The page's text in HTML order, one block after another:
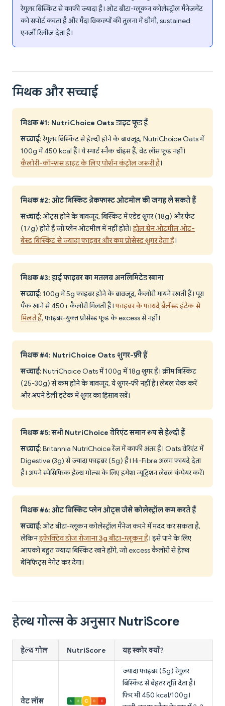
रेगुलर बिस्किट से काफी ज्यादा है। ओट बीटा-ग्लूकन कोलेस्ट्रॉल मैनेजमेंट
को सपोर्ट करता है और मैदा विकल्पों की तुलना में धीमी, sustained
एनर्जी रिलीज देता है।
मिथक और सच्चाई
मिथक #1: NutriChoice Oats डाइट फूड हैं
सच्चाई: रेगुलर बिस्किट से हेल्दी होने के बावजूद, NutriChoice Oats में
100g में 450 kcal हैं। ये स्मार्ट स्नैक चॉइस हैं, वेट लॉस फूड नहीं।
कैलोरी-कॉन्शस डाइट के लिए पोर्शन कंट्रोल जरूरी है।
मिथक #2: ओट बिस्किट ब्रेकफास्ट ओटमील की जगह ले सकते हैं
सच्चाई: ओट्स होने के बावजूद, बिस्किट में एडेड शुगर (18g) और फैट
(17g) होते हैं जो प्लेन ओटमील में नहीं होते।होल ग्रेन ओटमील ओट-
बेस्ड बिस्किट से ज्यादा फाइबर और कम प्रोसेस्ड शुगर देता है।
मिथक #3: हाई फाइबर का मतलब अनलिमिटेड खाना
सच्चाई: 100g में 5g फाइबर होने के बावजूद, कैलोरी मायने रखती हैं। पूरा
पैक खाने से 450+ कैलोरी मिलती हैं।फाइबर के फायदे बैलेंस्ड इंटेक से
मिलते हैं, फाइबर-युक्त प्रोसेस्ड फूड के excess से नहीं।
मिथक #4: NutriChoice Oats शुगर-फ्री हैं
सच्चाई: NutriChoice Oats में 100g में 18g शुगर है। क्रीम बिस्किट
(25-30g) से कम होने के बावजूद, ये शुगर-फ्री नहीं हैं। लेबल चेक करें
और अपने डेली इंटेक में शुगर का हिसाब रखें।
मिथक #5: सभी NutriChoice वेरिएंट समान रूप से हेल्दी हैं
सच्चाई: Britannia NutriChoice रेंज में काफी अंतर है। Oats वेरिएंट में
Digestive (3g) से ज्यादा फाइबर (5g) है। Hi-Fibre अलग फायदे देता
है। अपने स्पेसिफिक हेल्थ गोल्स के लिए हमेशा न्यूट्रिशन लेबल कंपेयर करें।
मिथक #6: ओट बिस्किट प्लेन ओट्स जैसे कोलेस्ट्रॉल कम करते हैं
सच्चाई: ओट बीटा-ग्लूकन कोलेस्ट्रॉल मैनेज करने में मदद कर सकता है,
लेकिनइफेक्टिव डोज रोजाना 3g बीटा-ग्लूकन है। इसे पाने के लिए
आपको बहुत ज्यादा बिस्किट खाने होंगे, जो excess कैलोरी से हेल्थ
बेनिफिट्स नेगेट कर देगा।
हेल्थ गोल्स के अनुसार NutriScore
हेल्थ गोल NutriScore यह स्कोर क्यों?
वेट लॉस
ज्यादा फाइबर (5g) रेगुलर
बिस्किट से बेहतर तृप्ति देता है।
फिर भी 450 kcal/100g।